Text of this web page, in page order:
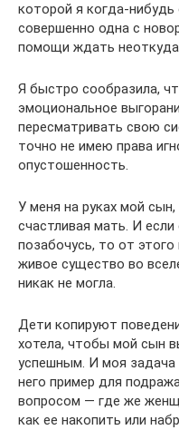
которой я когда-нибудь
совершенно одна с
помощи ждать
Я быстро сообразила,
эмоциональное
пересматривать свою
точно не имею права
опустошенность.
У меня на руках мой
счастливая мать. И
позабочусь, то от
живое существо во
никак не могла.
Дети копируют
хотела, чтобы мой сын
успешным. И моя задача
него пример для
вопросом — где же
как ее накопить или